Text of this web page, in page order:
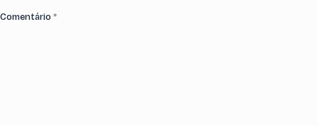
Comentário *